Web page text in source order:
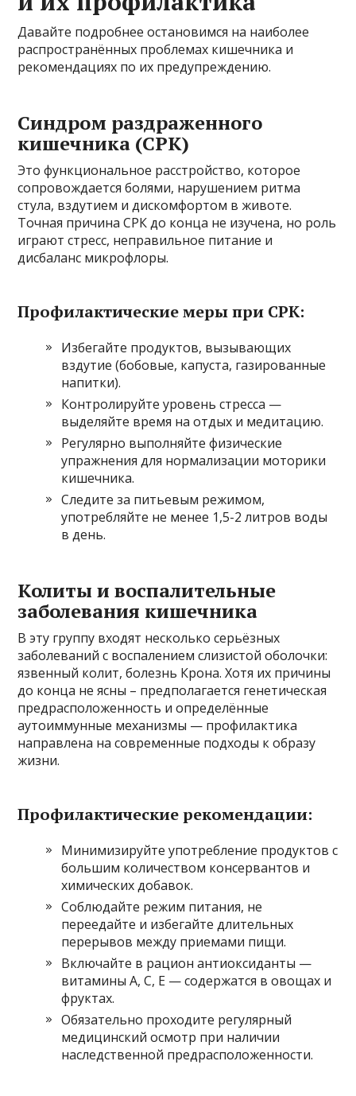
Давайте подробнее остановимся на наиболее
распространённых проблемах кишечника и
рекомендациях по их предупреждению.
Синдром раздраженного
кишечника (СРК)
Это функциональное расстройство, которое
сопровождается болями, нарушением ритма
стула, вздутием и дискомфортом в животе.
Точная причина СРК до конца не изучена, но роль
играют стресс, неправильное питание и
дисбаланс микрофлоры.
Профилактические меры при СРК:
Избегайте продуктов, вызывающих
вздутие (бобовые, капуста, газированные
напитки).
Контролируйте уровень стресса —
выделяйте время на отдых и медитацию.
Регулярно выполняйте физические
упражнения для нормализации моторики
кишечника.
Следите за питьевым режимом,
употребляйте не менее 1,5-2 литров воды
в день.
Колиты и воспалительные
заболевания кишечника
В эту группу входят несколько серьёзных
заболеваний с воспалением слизистой оболочки:
язвенный колит, болезнь Крона. Хотя их причины
до конца не ясны – предполагается генетическая
предрасположенность и определённые
аутоиммунные механизмы — профилактика
направлена на современные подходы к образу
жизни.
Профилактические рекомендации:
Минимизируйте употребление продуктов с
большим количеством консервантов и
химических добавок.
Соблюдайте режим питания, не
переедайте и избегайте длительных
перерывов между приемами пищи.
Включайте в рацион антиоксиданты —
витамины А, С, Е — содержатся в овощах и
фруктах.
Обязательно проходите регулярный
медицинский осмотр при наличии
наследственной предрасположенности.